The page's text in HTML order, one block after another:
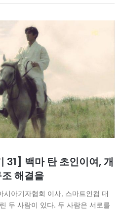
31] 백마 탄 초인이여, 개
해결을
아기자협회 이사, 스마트인컴 대
두 사람이 있다. 두 사람은 서로를